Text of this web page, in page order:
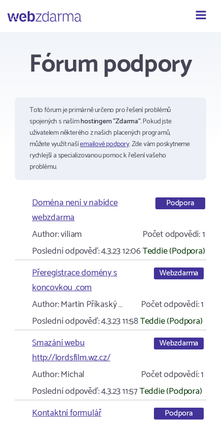
Fórum podpory
Toto fórum je primárně určeno pro řešení problémů
spojených s našímhostingem "Zdarma". Pokud jste
uživatelem některého z našich placených programů,
můžete využít našíemailové podpory. Zde vám poskytneme
rychlejší a specializovanou pomoc k řešení vašeho
problému.
Doména není v nabídce
webzdarma
Podpora
Author:viliam Počet odpovědí:1
Poslední odpověď:4.3.23 12:06Teddie (Podpora)
Přeregistrace domény s
koncovkou .com
Webzdarma
Author:Martin Příkaský … Počet odpovědí:1
Poslední odpověď:4.3.23 11:58Teddie (Podpora)
Smazání webu
http://lordsfilm.wz.cz/
Webzdarma
Author:Michal Počet odpovědí:1
Poslední odpověď:4.3.23 11:57Teddie (Podpora)
Kontaktní formulář
Podpora